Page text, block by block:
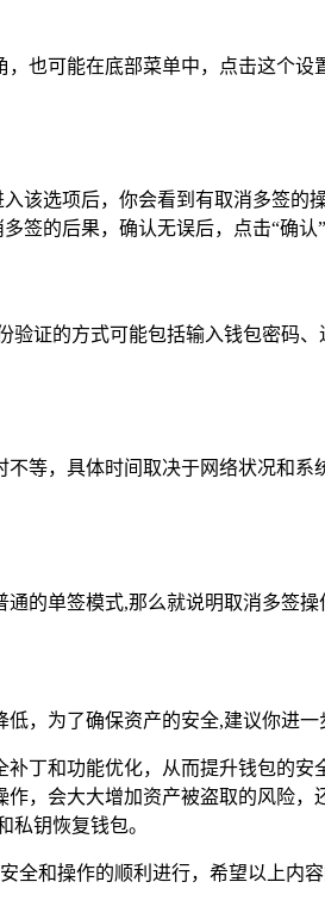
也可能在底部菜单中，点击这个设
该选项后，你会看到有取消多签的
签的后果，确认无误后，点击“确认”
证的方式可能包括输入钱包密码、
等，具体时间取决于网络状况和系
的单签模式,那么就说明取消多签操
，为了确保资产的安全,建议你进一
丁和功能优化，从而提升钱包的安
，会大大增加资产被盗取的风险，
钥恢复钱包。
和操作的顺利进行，希望以上内